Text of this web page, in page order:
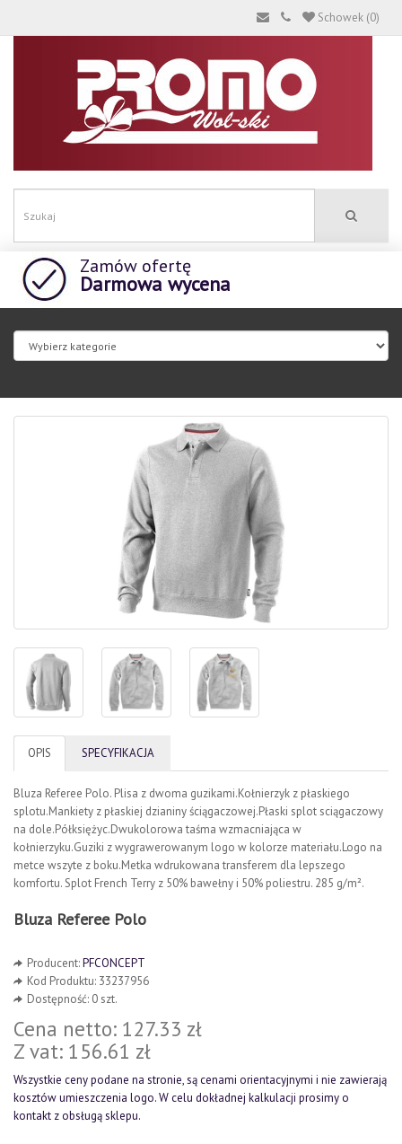
Schowek (0)
Zamów ofertę
Darmowa wycena
OPIS SPECYFIKACJA
Bluza Referee Polo. Plisa z dwoma guzikami.Kołnierzyk z płaskiego
splotu.Mankiety z płaskiej dzianiny ściągaczowej.Płaski splot sciągaczowy
na dole.Półksiężyc.Dwukolorowa taśma wzmacniająca w
kołnierzyku.Guziki z wygrawerowanym logo w kolorze materiału.Logo na
metce wszyte z boku.Metka wdrukowana transferem dla lepszego
komfortu. Splot French Terry z 50% bawełny i 50% poliestru. 285 g/m².
Bluza Referee Polo
Producent:PFCONCEPT
Kod Produktu: 33237956
Dostępność: 0 szt.
Cena netto: 127.33 zł
Z vat: 156.61 zł
Wszystkie ceny podane na stronie, są cenami orientacyjnymi i nie zawierają
kosztów umieszczenia logo. W celu dokładnej kalkulacji prosimy o
kontakt z obsługą sklepu.